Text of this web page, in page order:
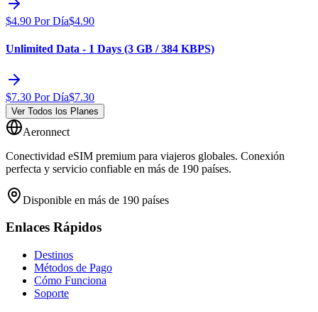
$4.90 Por Día$4.90
Unlimited Data - 1 Days (3 GB / 384 KBPS)
$7.30 Por Día$7.30
Ver Todos los Planes
Aeronnect
Conectividad eSIM premium para viajeros globales. Conexión
perfecta y servicio confiable en más de 190 países.
Disponible en más de 190 países
Enlaces Rápidos
Destinos
Métodos de Pago
Cómo Funciona
Soporte